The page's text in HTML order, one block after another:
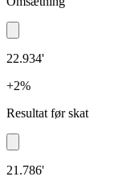
22.934'
+2%
Resultat før skat
21.786'